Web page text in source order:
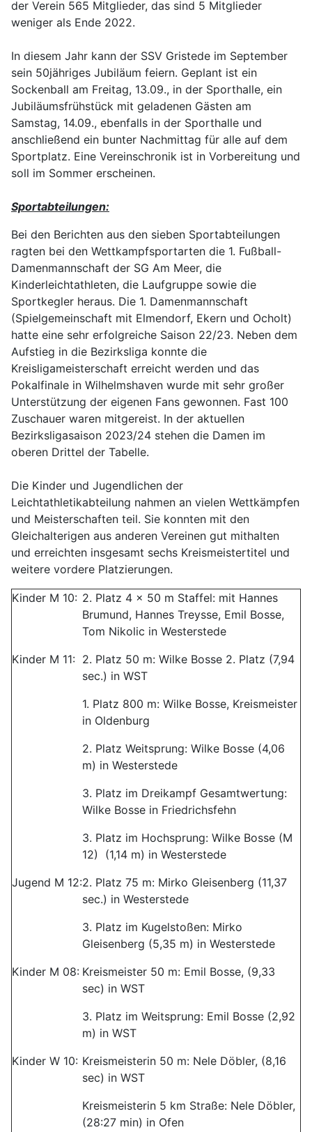
der Verein 565 Mitglieder, das sind 5 Mitglieder
weniger als Ende 2022.
In diesem Jahr kann der SSV Gristede im September
sein 50jähriges Jubiläum feiern. Geplant ist ein
Sockenball am Freitag, 13.09., in der Sporthalle, ein
Jubiläumsfrühstück mit geladenen Gästen am
Samstag, 14.09., ebenfalls in der Sporthalle und
anschließend ein bunter Nachmittag für alle auf dem
Sportplatz. Eine Vereinschronik ist in Vorbereitung und
soll im Sommer erscheinen.
Sportabteilungen:
Bei den Berichten aus den sieben Sportabteilungen
ragten bei den Wettkampfsportarten die 1. Fußball-
Damenmannschaft der SG Am Meer, die
Kinderleichtathleten, die Laufgruppe sowie die
Sportkegler heraus. Die 1. Damenmannschaft
(Spielgemeinschaft mit Elmendorf, Ekern und Ocholt)
hatte eine sehr erfolgreiche Saison 22/23. Neben dem
Aufstieg in die Bezirksliga konnte die
Kreisligameisterschaft erreicht werden und das
Pokalfinale in Wilhelmshaven wurde mit sehr großer
Unterstützung der eigenen Fans gewonnen. Fast 100
Zuschauer waren mitgereist. In der aktuellen
Bezirksligasaison 2023/24 stehen die Damen im
oberen Drittel der Tabelle.
Die Kinder und Jugendlichen der
Leichtathletikabteilung nahmen an vielen Wettkämpfen
und Meisterschaften teil. Sie konnten mit den
Gleichalterigen aus anderen Vereinen gut mithalten
und erreichten insgesamt sechs Kreismeistertitel und
weitere vordere Platzierungen.
Kinder M 10: 2. Platz 4 x 50 m Staffel: mit Hannes
Brumund, Hannes Treysse, Emil Bosse,
Tom Nikolic in Westerstede
Kinder M 11: 2. Platz 50 m: Wilke Bosse 2. Platz (7,94
sec.) in WST
1. Platz 800 m: Wilke Bosse, Kreismeister
in Oldenburg
2. Platz Weitsprung: Wilke Bosse (4,06
m) in Westerstede
3. Platz im Dreikampf Gesamtwertung:
Wilke Bosse in Friedrichsfehn
3. Platz im Hochsprung: Wilke Bosse (M
12) (1,14 m) in Westerstede
Jugend M 12:2. Platz 75 m: Mirko Gleisenberg (11,37
sec.) in Westerstede
3. Platz im Kugelstoßen: Mirko
Gleisenberg (5,35 m) in Westerstede
Kinder M 08: Kreismeister 50 m: Emil Bosse, (9,33
sec) in WST
3. Platz im Weitsprung: Emil Bosse (2,92
m) in WST
Kinder W 10: Kreismeisterin 50 m: Nele Döbler, (8,16
sec) in WST
Kreismeisterin 5 km Straße: Nele Döbler,
(28:27 min) in Ofen